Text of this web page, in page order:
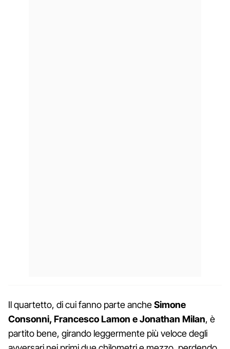
Il quartetto, di cui fanno parte ancheSimone
Consonni, Francesco Lamon e Jonathan Milan, è
partito bene, girando leggermente più veloce degli